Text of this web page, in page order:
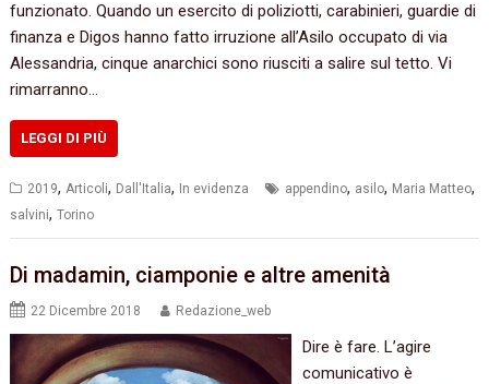
funzionato. Quando un esercito di poliziotti, carabinieri, guardie di
finanza e Digos hanno fatto irruzione all’Asilo occupato di via
Alessandria, cinque anarchici sono riusciti a salire sul tetto. Vi
rimarranno…
LEGGI DI PIÙ
2019,Articoli, Dall'Italia, In evidenza appendino, asilo, Maria Matteo,
salvini,Torino
Di madamin, ciamponie e altre amenità
22 Dicembre 2018 Redazione_web
Dire è fare. L’agire
comunicativo è